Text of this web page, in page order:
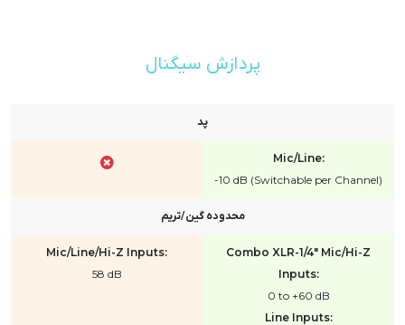
پردازش سیگنال
پد
Mic/Line:
-10 dB (Switchable per Channel)
محدوده گین/تریم
Combo XLR-1/4" Mic/Hi-Z
Inputs:
0 to +60 dB
Line Inputs:
Mic/Line/Hi-Z Inputs:
58 dB